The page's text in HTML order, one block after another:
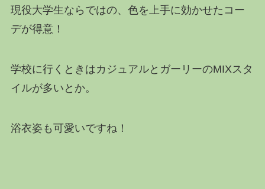
現役大学生ならではの、色を上手に効かせたコー
デが得意！
学校に行くときはカジュアルとガーリーのMIXスタ
イルが多いとか。
浴衣姿も可愛いですね！